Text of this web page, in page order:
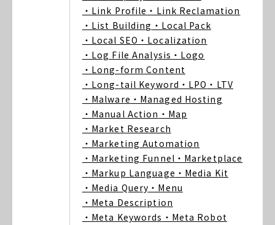
・Link Profile ・Link Reclamation
・List Building ・Local Pack
・Local SEO ・Localization
・Log File Analysis ・Logo
・Long-form Content
・Long-tail Keyword ・LPO ・LTV
・Malware ・Managed Hosting
・Manual Action ・Map
・Market Research
・Marketing Automation
・Marketing Funnel ・Marketplace
・Markup Language ・Media Kit
・Media Query ・Menu
・Meta Description
・Meta Keywords ・Meta Robot